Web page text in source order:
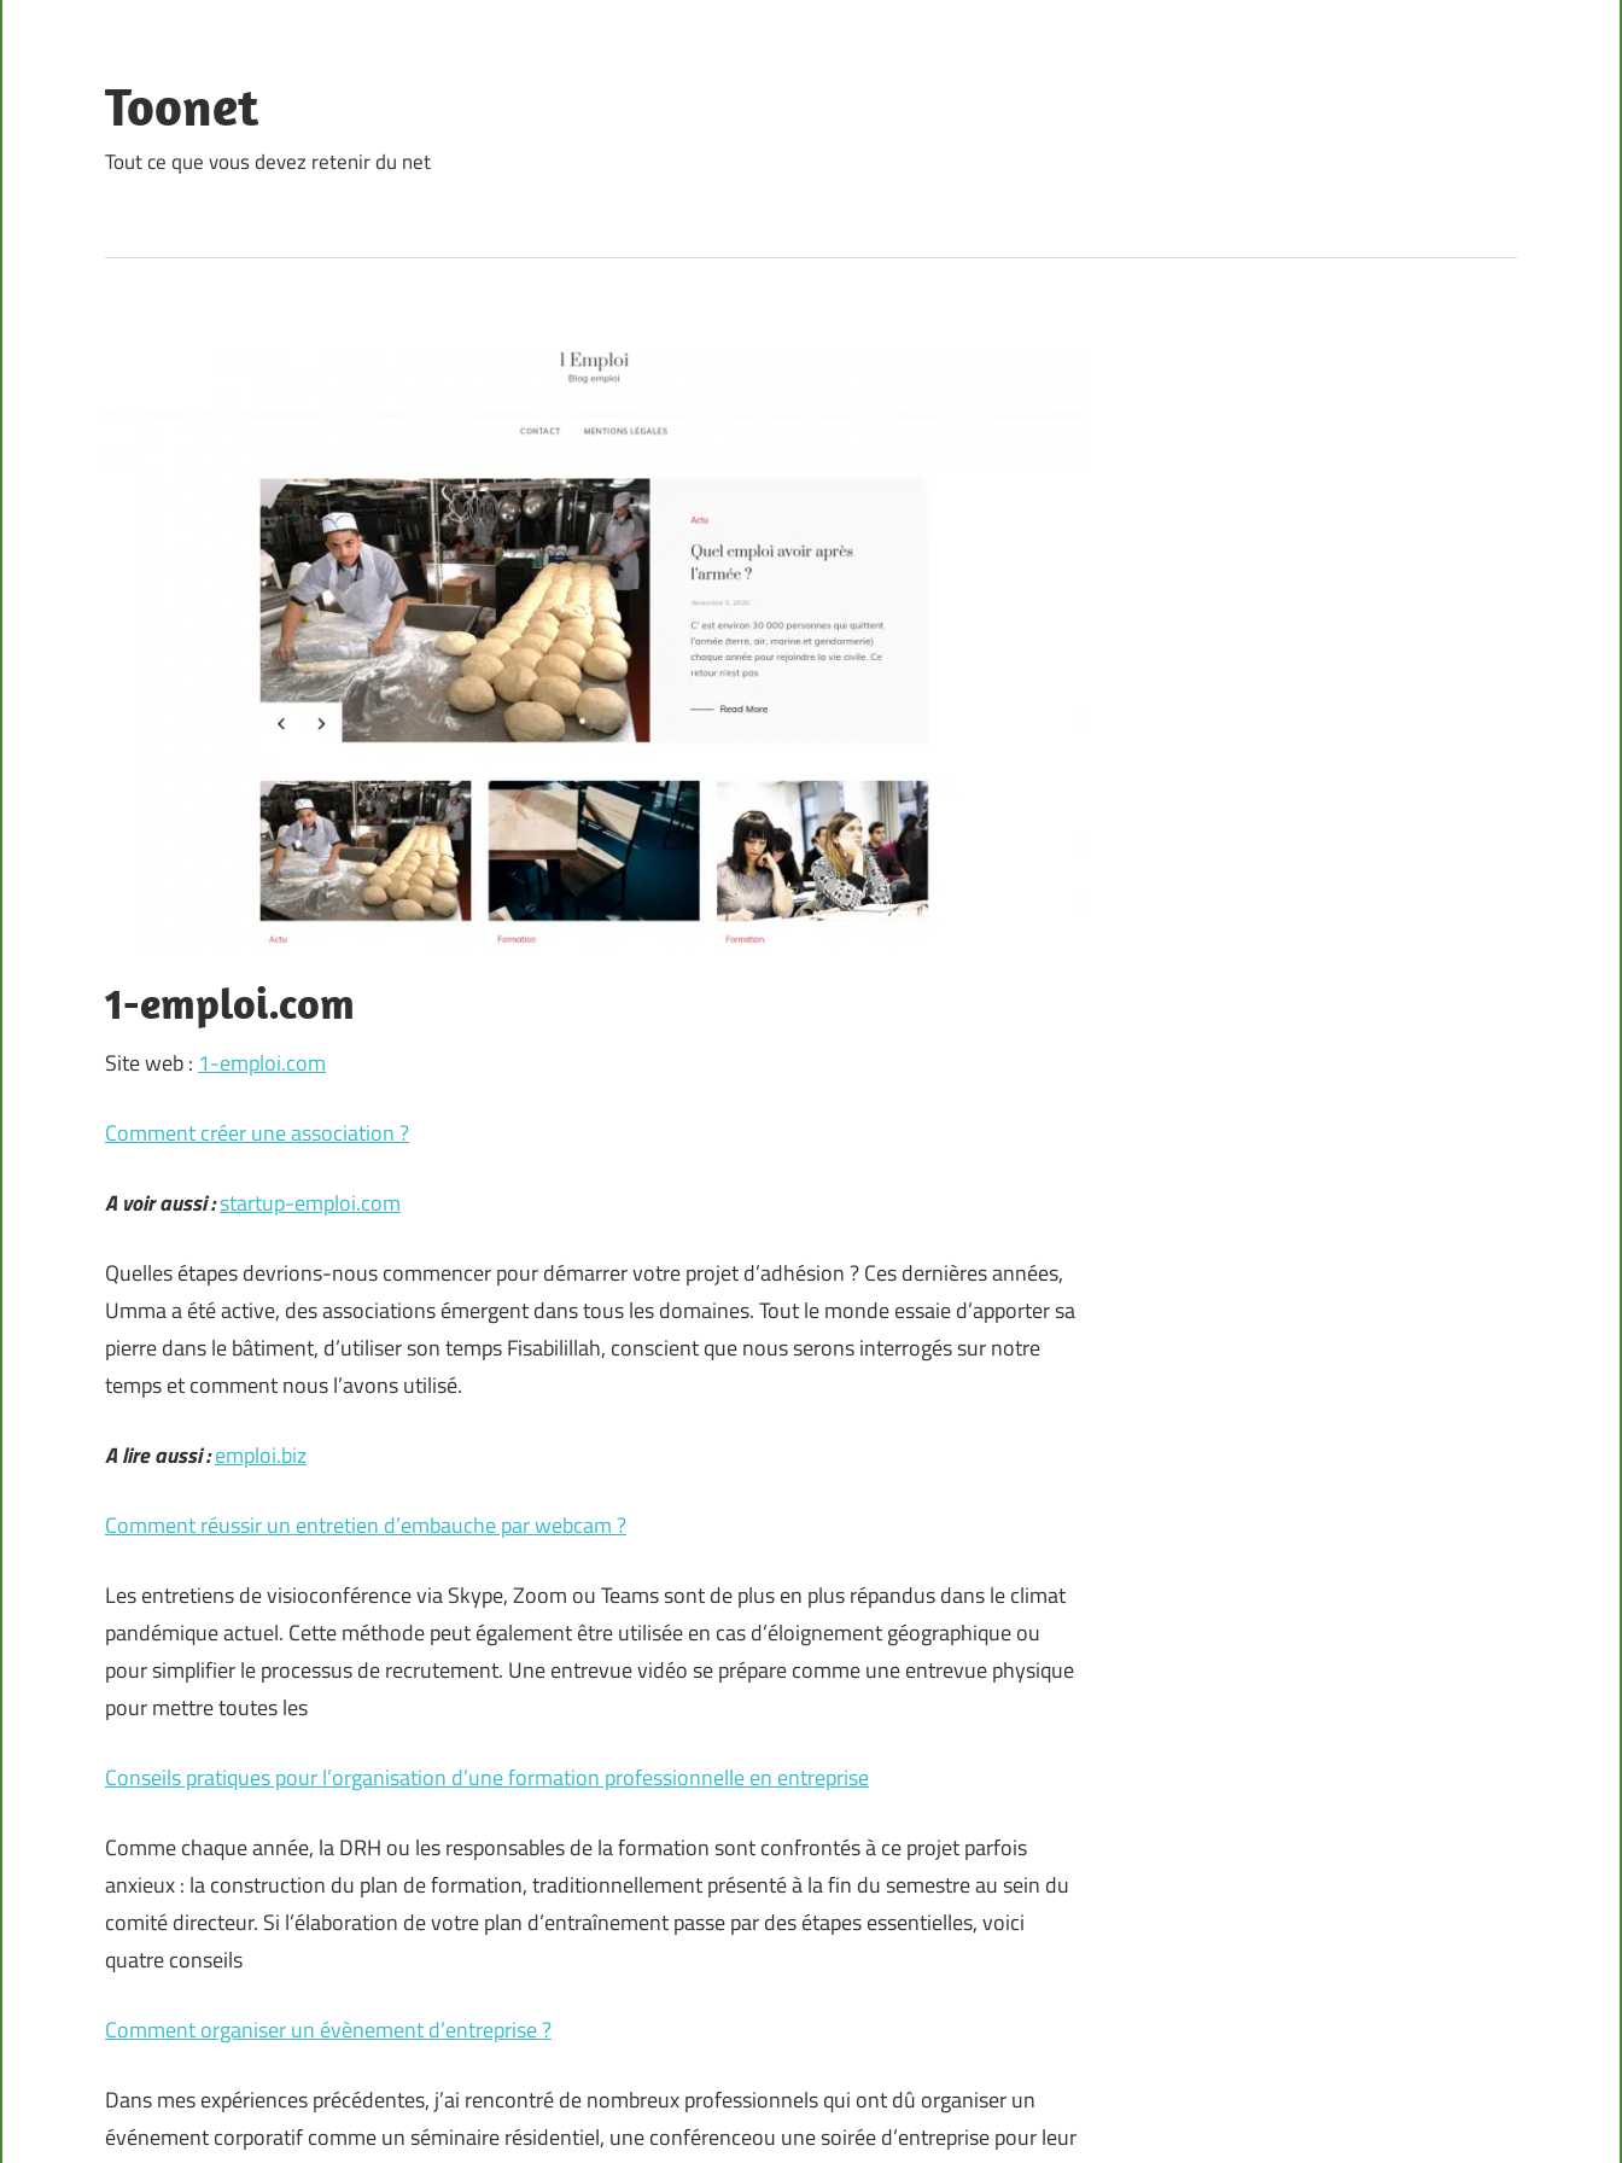
content
Toonet
Tout ce que vous devez retenir du net
1-emploi.com
Site web : 1-emploi.com
Comment créer une association ?
A voir aussi :startup-emploi.com
Quelles étapes devrions-nous commencer pour démarrer votre projet d’adhésion ? Ces dernières années,
Umma a été active, des associations émergent dans tous les domaines. Tout le monde essaie d’apporter sa
pierre dans le bâtiment, d’utiliser son temps Fisabilillah, conscient que nous serons interrogés sur notre
temps et comment nous l’avons utilisé.
A lire aussi :emploi.biz
Comment réussir un entretien d’embauche par webcam ?
Les entretiens de visioconférence via Skype, Zoom ou Teams sont de plus en plus répandus dans le climat
pandémique actuel. Cette méthode peut également être utilisée en cas d’éloignement géographique ou
pour simplifier le processus de recrutement. Une entrevue vidéo se prépare comme une entrevue physique
pour mettre toutes les
Conseils pratiques pour l’organisation d’une formation professionnelle en entreprise
Comme chaque année, la DRH ou les responsables de la formation sont confrontés à ce projet parfois
anxieux : la construction du plan de formation, traditionnellement présenté à la fin du semestre au sein du
comité directeur. Si l’élaboration de votre plan d’entraînement passe par des étapes essentielles, voici
quatre conseils
Comment organiser un évènement d’entreprise ?
Dans mes expériences précédentes, j’ai rencontré de nombreux professionnels qui ont dû organiser un
événement corporatif comme un séminaire résidentiel, une conférenceou une soirée d’entreprise pour leur